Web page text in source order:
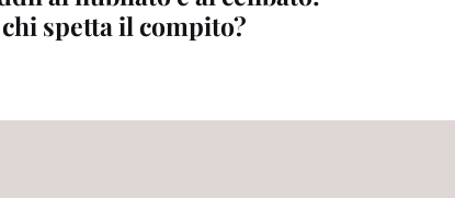
spetta il compito?